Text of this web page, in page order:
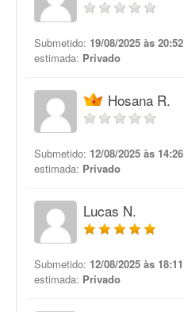
Submetido: 19/08/2025 às 20:52
estimada: Privado
Hosana R.
Submetido: 12/08/2025 às 14:26
estimada: Privado
Lucas N.
Submetido: 12/08/2025 às 18:11
estimada: Privado